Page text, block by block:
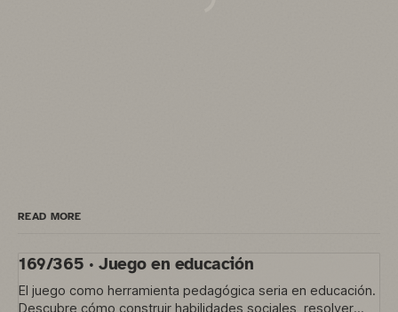
READ MORE
169/365 · Juego en educación
El juego como herramienta pedagógica seria en educación.
Descubre cómo construir habilidades sociales, resolver